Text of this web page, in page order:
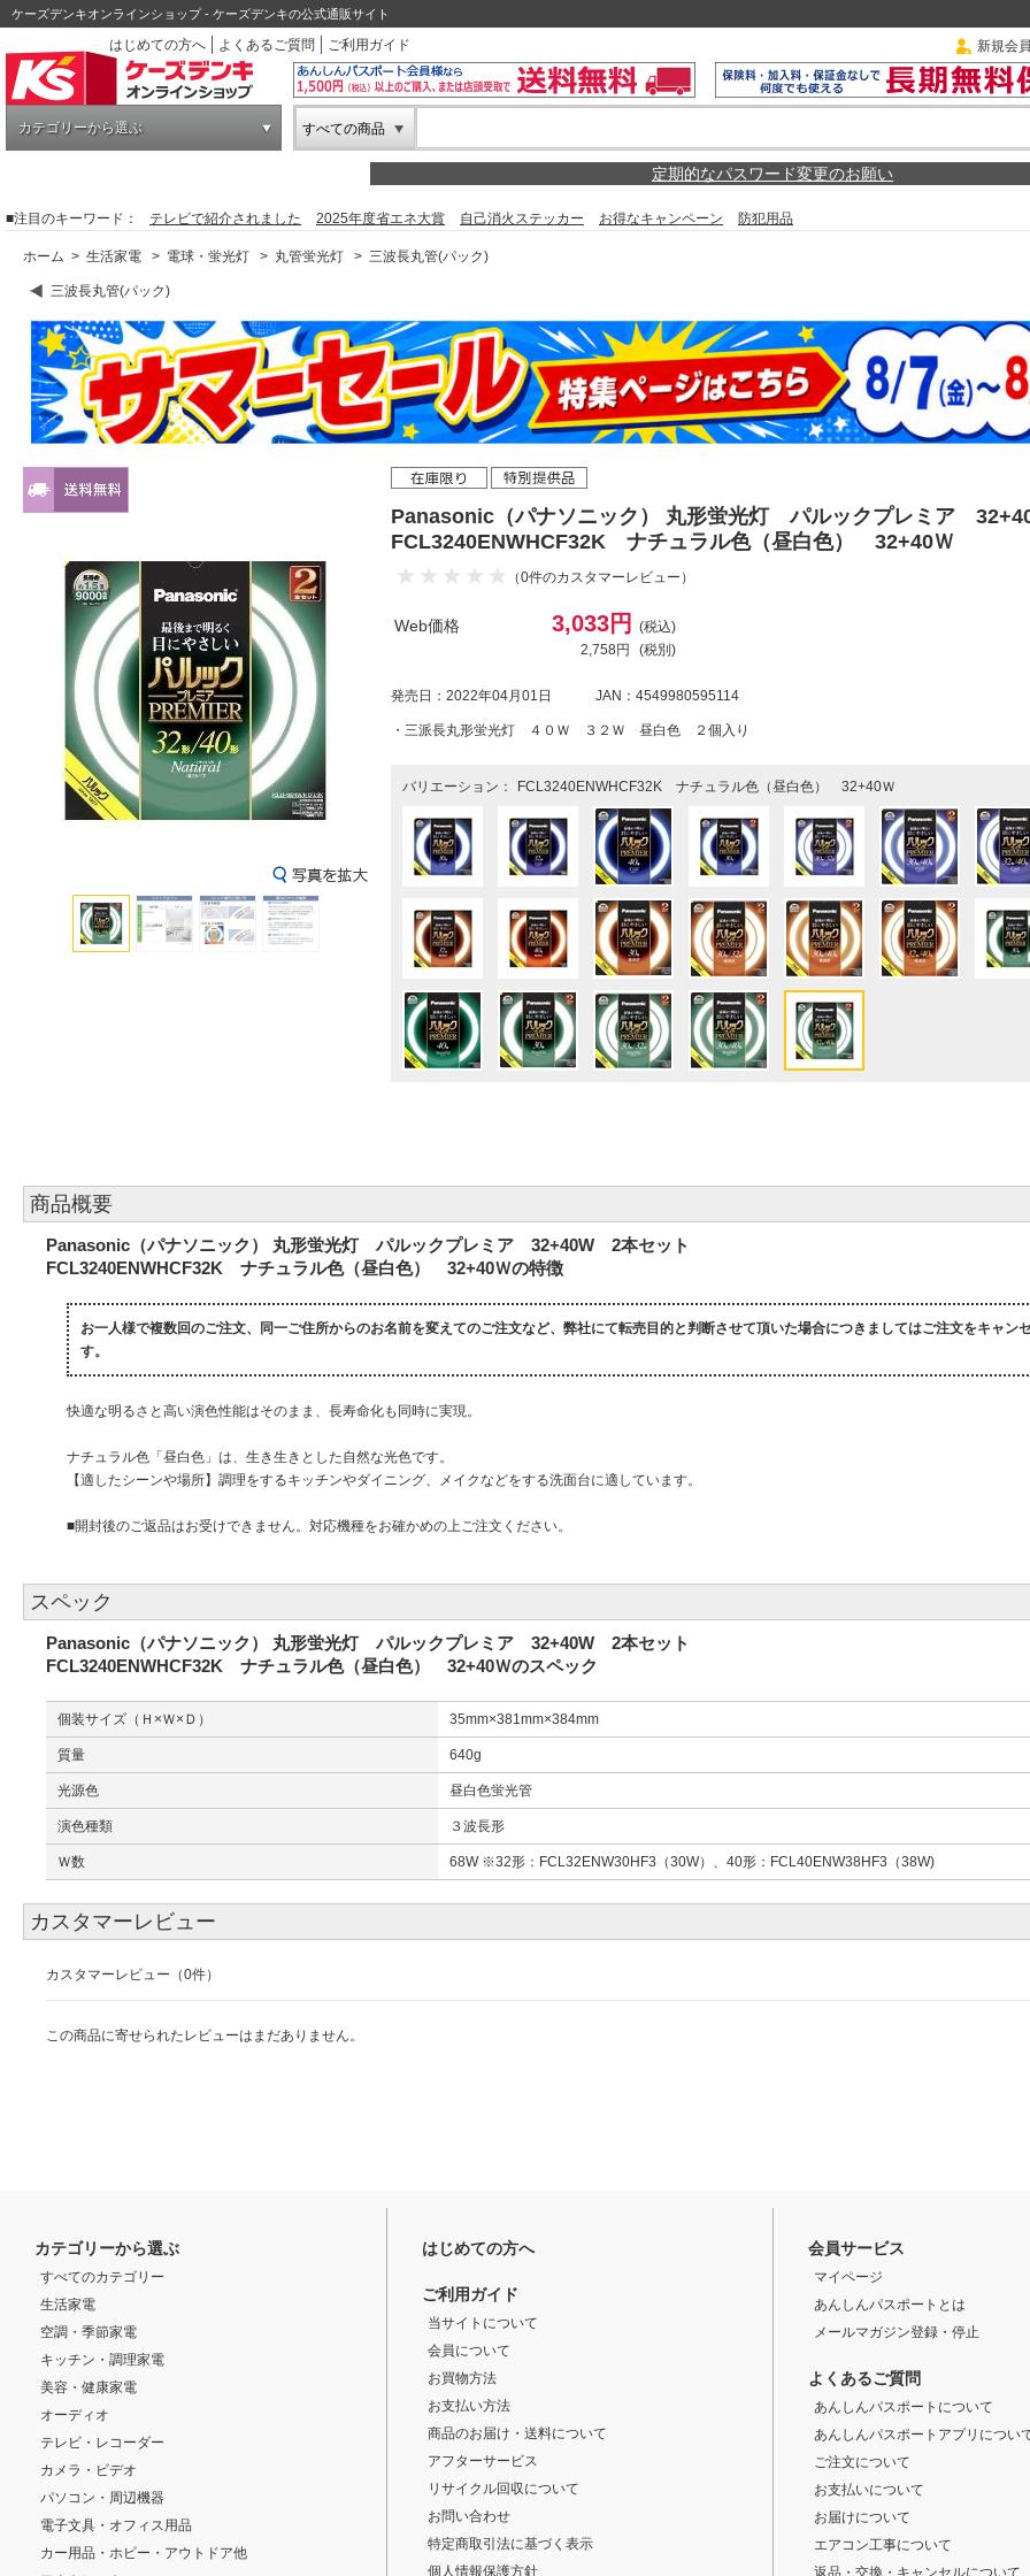
ケーズデンキオンラインショップ - ケーズデンキの公式通販サイト
はじめての方へ
よくあるご質問 ご利用ガイド 新規会
カテゴリーから選ぶ すべての商品
定期的なパスワード変更のお願い
■注目のキーワード： テレビで紹介されました 2025年度省エネ大賞 自己消火ステッカー お得なキャンペーン 防犯用品
ホーム > 生活家電 > 電球・蛍光灯 > 丸管蛍光灯 > 三波長丸管(パック)
三波長丸管(パック)
Panasonic（パナソニック） 丸形蛍光灯 パルックプレミア
FCL3240ENWHCF32K ナチュラル色（昼白色） 32+40Ｗ
（0件のカスタマーレビュー）
Web価格 3,033円
(税込)
2,758円
(税別)
発売日：2022年04月01日 JAN：4549980595114
・三派長丸形蛍光灯 ４０Ｗ ３２Ｗ 昼白色 ２個入り
バリエーション： FCL3240ENWHCF32K ナチュラル色（昼白色） 32+40Ｗ
商品概要
Panasonic（パナソニック） 丸形蛍光灯 パルックプレミア 32+40W 2本セット
FCL3240ENWHCF32K ナチュラル色（昼白色） 32+40Ｗの特徴
お一人様で複数回のご注文、同一ご住所からのお名前を変えてのご注文など、弊社にて転売目的と判断させて頂いた場合につきましてはご注文をキャン
す。
快適な明るさと高い演色性能はそのまま、長寿命化も同時に実現。
ナチュラル色「昼白色」は、生き生きとした自然な光色です。
【適したシーンや場所】調理をするキッチンやダイニング、メイクなどをする洗面台に適しています。
■開封後のご返品はお受けできません。対応機種をお確かめの上ご注文ください。
スペック
Panasonic（パナソニック） 丸形蛍光灯 パルックプレミア 32+40W 2本セット
FCL3240ENWHCF32K ナチュラル色（昼白色） 32+40Ｗのスペック
個装サイズ（Ｈ×Ｗ×Ｄ） 35mm×381mm×384mm
質量 640g
光源色 昼白色蛍光管
演色種類 ３波長形
Ｗ数 68W ※32形：FCL32ENW30HF3（30W）、40形：FCL40ENW38HF3（38W)
カスタマーレビュー
カスタマーレビュー（0件）
この商品に寄せられたレビューはまだありません。
カテゴリーから選ぶ
すべてのカテゴリー
生活家電
空調・季節家電
キッチン・調理家電
美容・健康家電
オーディオ
テレビ・レコーダー
カメラ・ビデオ
パソコン・周辺機器
電子文具・オフィス用品
カー用品・ホビー・アウトドア他
はじめての方へ
ご利用ガイド
当サイトについて
会員について
お買物方法
お支払い方法
商品のお届け・送料について
アフターサービス
リサイクル回収について
お問い合わせ
特定商取引法に基づく表示
個人情報保護方針
会員サービス
マイページ
あんしんパスポートとは
メールマガジン登録・停止
よくあるご質問
あんしんパスポートについて
あんしんパスポートアプリについ
ご注文について
お支払いについて
お届けについて
エアコン工事について
返品・交換・キャンセルについて